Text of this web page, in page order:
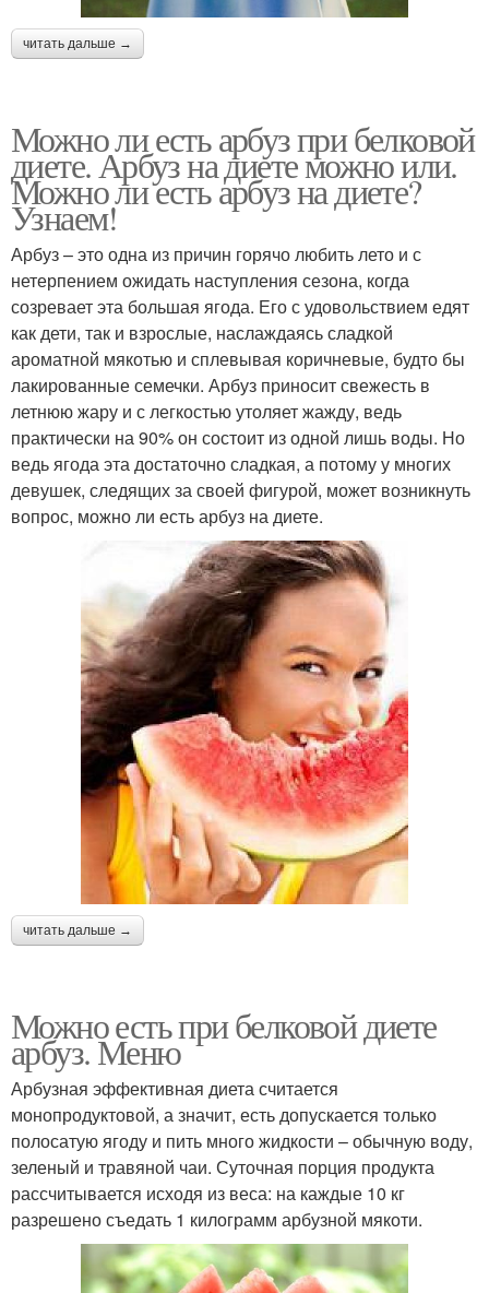
читать дальше →
Можно ли есть арбуз при белковой
диете. Арбуз на диете можно или.
Можно ли есть арбуз на диете?
Узнаем!
Арбуз – это одна из причин горячо любить лето и с
нетерпением ожидать наступления сезона, когда
созревает эта большая ягода. Его с удовольствием едят
как дети, так и взрослые, наслаждаясь сладкой
ароматной мякотью и сплевывая коричневые, будто бы
лакированные семечки. Арбуз приносит свежесть в
летнюю жару и с легкостью утоляет жажду, ведь
практически на 90% он состоит из одной лишь воды. Но
ведь ягода эта достаточно сладкая, а потому у многих
девушек, следящих за своей фигурой, может возникнуть
вопрос, можно ли есть арбуз на диете.
читать дальше →
Можно есть при белковой диете
арбуз. Меню
Арбузная эффективная диета считается
монопродуктовой, а значит, есть допускается только
полосатую ягоду и пить много жидкости – обычную воду,
зеленый и травяной чаи. Суточная порция продукта
рассчитывается исходя из веса: на каждые 10 кг
разрешено съедать 1 килограмм арбузной мякоти.